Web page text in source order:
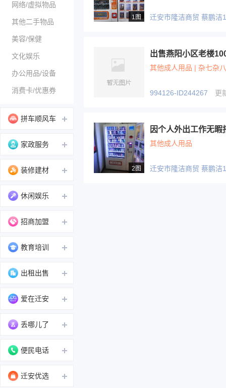
网络/虚拟物品
其他二手物品
美容/保健
文化娱乐
办公用品/设备
消费卡/优惠券
拼车顺风车
家政服务
装修建材
休闲娱乐
招商加盟
教育培训
出租出售
爱在迁安
丢哪儿了
便民电话
迁安优选
1图 迁安市隆洁商贸 蔡鹏洁
出售燕阳小区老楼
其他成人用品 | 杂七杂
994126-ID244267 更
2图
因个人外出工作无
其他成人用品
迁安市隆洁商贸 蔡鹏洁